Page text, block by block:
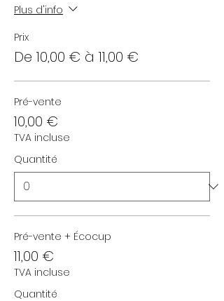
Plus d'info
Prix
De 10,00 € à 11,00 €
Pré-vente
10,00 €
TVA incluse
Quantité
Pré-vente + Écocup
11,00 €
TVA incluse
Quantité